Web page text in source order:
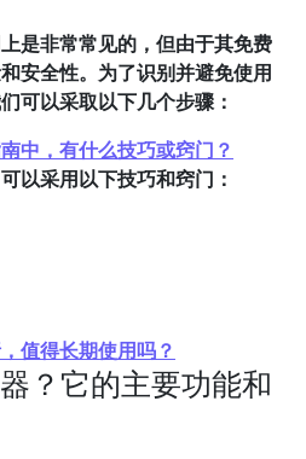
是非常常见的，但由于其免费
安全性。为了识别并避免使用
可以采取以下几个步骤：
中，有什么技巧或窍门？
以采用以下技巧和窍门：
值得长期使用吗？
？它的主要功能和